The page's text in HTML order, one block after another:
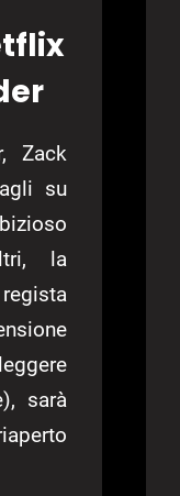
Zack
su
la
sarà